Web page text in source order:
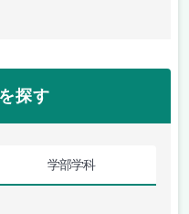
探す
学部学科